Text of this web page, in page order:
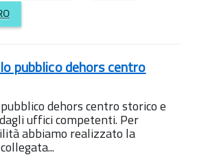
pubblico dehors centro
dehors centro storico e
uffici competenti. Per
abbiamo realizzato la